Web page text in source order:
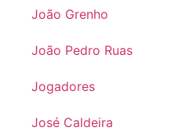
João Grenho
João Pedro Ruas
Jogadores
José Caldeira